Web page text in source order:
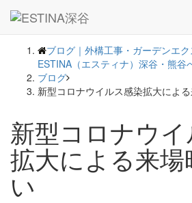
― BLOG ―
ブログ｜外構工事・ガーデンエ
ESTINA（エスティナ）深谷・熊谷
ブログ
新型コロナウイルス感染拡大によ
新型コロナウ
拡大による来
い